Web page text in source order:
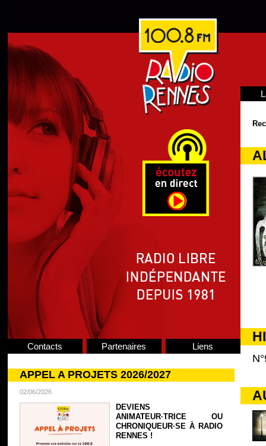
Contacts Partenaires Liens
APPEL A PROJETS 2026/2027
02/06/2026
DEVIENS
ANIMATEUR·TRICE OU
CHRONIQUEUR·SE À RADIO
RENNES !